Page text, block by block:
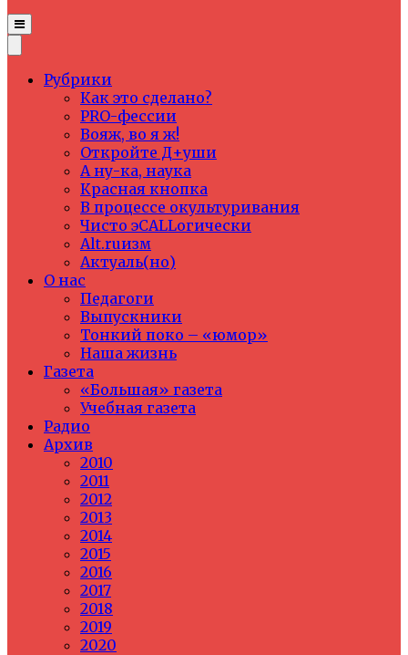
Рубрики
Как это сделано?
PRO-фессии
Вояж, во я ж!
Откройте Д+уши
А ну-ка, наука
Красная кнопка
В процессе окультуривания
Чисто эCALLогически
Alt.ruизм
Актуаль(но)
О нас
Педагоги
Выпускники
Тонкий поко – «юмор»
Наша жизнь
Газета
«Большая» газета
Учебная газета
Радио
Архив
2010
2011
2012
2013
2014
2015
2016
2017
2018
2019
2020